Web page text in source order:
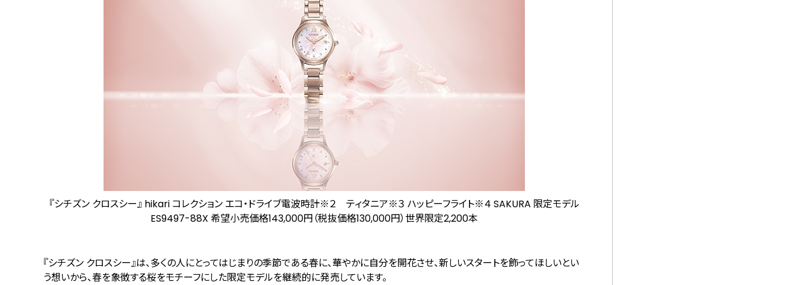
『シチズン クロスシー』 hikari コレクション エコ・ドライブ電波時計※２ ティタニア※３ ハッピーフライト※４ SAKURA 限定モデル
ES9497-88X 希望⼩売価格143,000円（税抜価格130,000円）世界限定2,200本
『シチズン クロスシー』は、多くの人にとってはじまりの季節である春に、華やかに自分を開花させ、新しいスタートを飾ってほしいとい
う想いから、春を象徴する桜をモチーフにした限定モデルを継続的に発売しています。